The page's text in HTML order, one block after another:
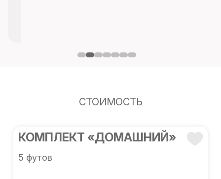
СТОИМОСТЬ
КОМПЛЕКТ «ДОМАШНИЙ»
5 футов